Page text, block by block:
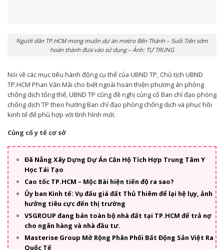
Người dân TP.HCM mong muốn dự án metro Bến Thành – Suối Tiên sớm
hoàn thành đưa vào sử dụng – Ảnh: TỰ TRUNG
Nói về các mục tiêu hành động cụ thể của UBND TP, Chủ tịch UBND
TP.HCM Phan Văn Mãi cho biết ngoài hoàn thiện phương án phòng
chống dịch tổng thể, UBND TP cũng đề nghị củng cố Ban chỉ đạo phòng
chống dịch TP theo hướng Ban chỉ đạo phòng chống dịch và phục hồi
kinh tế để phù hợp với tình hình mới.
Củng cố y tế cơ sở
Đã Nẵng Xây Dựng Dự Án Căn Hộ Tích Hợp Trung Tâm Y
Học Tái Tạo
Cao tốc TP.HCM – Mộc Bài hiện tiến độ ra sao?
Ủy ban Kinh tế: Vụ đấu giá đất Thủ Thiêm để lại hệ lụy, ảnh
hưởng tiêu cực đến thị trường
VSGROUP đang bán toàn bộ nhà đất tại TP.HCM để trả nợ
cho ngân hàng và nhà đầu tư.
Masterise Group Mở Rộng Phân Phối Bất Động Sản Việt Ra
Quốc Tế